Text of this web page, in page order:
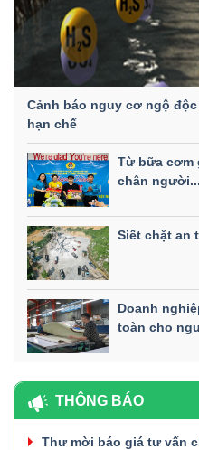
Cảnh báo nguy cơ ngộ
hạn chế
Từ bữa cơm
chân người...
Siết chặt an
Doanh
toàn cho
THÔNG BÁO
Thư mời báo giá tư vấn